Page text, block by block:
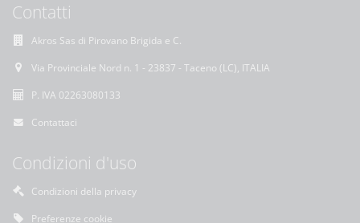
Contatti
Akros Sas di Pirovano Brigida e C.
Via Provinciale Nord n. 1 - 23837 - Taceno (LC), ITALIA
P. IVA 02263080133
Contattaci
Condizioni d'uso
Condizioni della privacy
Preferenze cookie